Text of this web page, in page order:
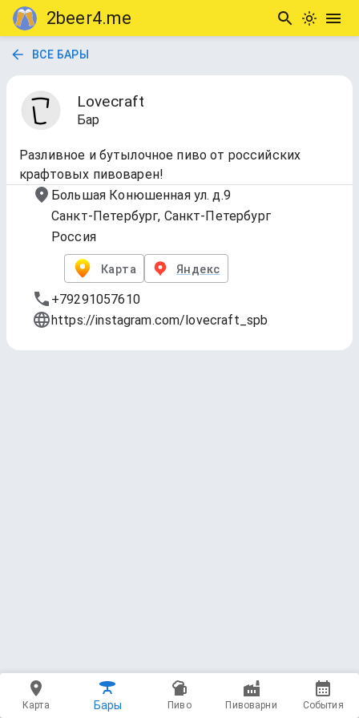
2beer4.me
ВСЕ БАРЫ
Lovecraft
Бар
Разливное и бутылочное пиво от российских
крафтовых пивоварен!
Большая Конюшенная ул. д.9
Санкт-Петербург, Санкт-Петербург
Россия
Карта Яндекс
+79291057610
https://instagram.com/lovecraft_spb
Карта Бары Пиво Пивоварни События